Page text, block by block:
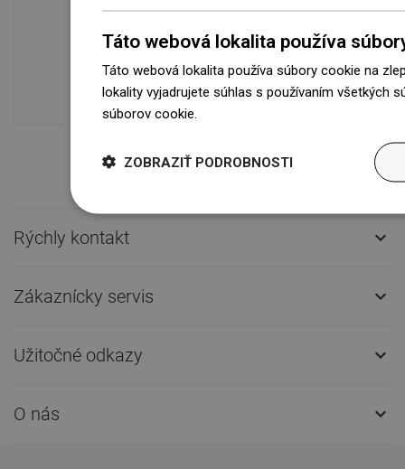
Naše výrobky na vás čakajú v
modernom sklade.Vždy pripravený na
prepravu!
Rýchly kontakt 
Zákaznícky servis 
Užitočné odkazy 
O nás 
Táto webová lokalita používa
Táto webová lokalita používa súbory cookie na
lokality vyjadrujete súhlas s používaním všetkých
súborov cookie.
ZOBRAZIŤ PODROBNOSTI